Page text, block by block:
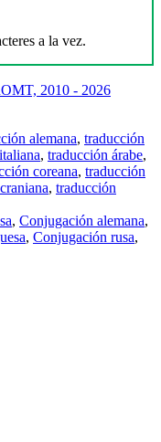
a la vez.
2010 - 2026
alemana, traducción
, traducción árabe,
coreana, traducción
, traducción
, Conjugación alemana,
, Conjugación rusa,